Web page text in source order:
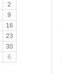
2
9
16
23
30
6